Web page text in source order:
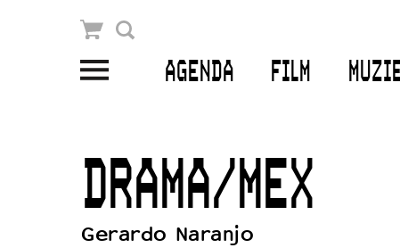
AGENDA FILM
Winkelmandje
Openingstijden & contact
Bereikbaarheid
Kaartverkoop
DRAMA/MEX
Gerardo Naranjo